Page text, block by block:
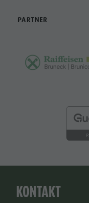
PARTNER
KONTAKT